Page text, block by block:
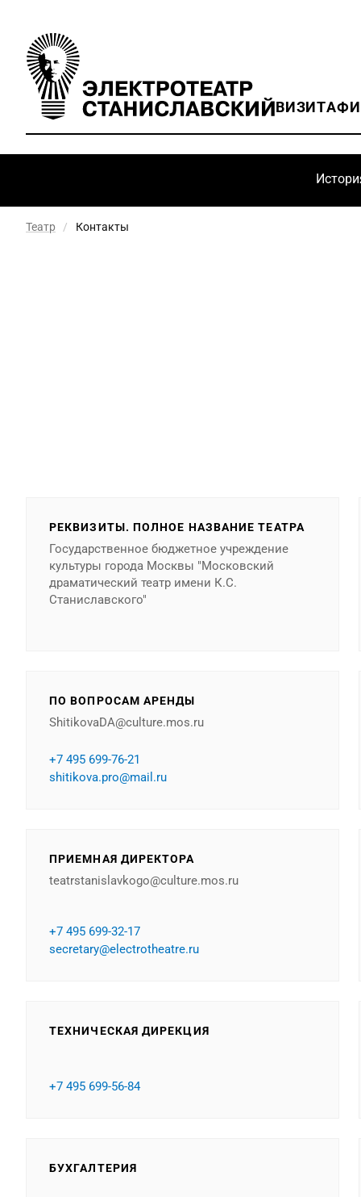
ВИЗИТ
Театр / Контакты
РЕКВИЗИТЫ. ПОЛНОЕ НАЗВАНИЕ ТЕАТРА
Государственное бюджетное учреждение
культуры города Москвы "Московский
драматический театр имени К.С.
Станиславского"
ПО ВОПРОСАМ АРЕНДЫ
ShitikovaDA@culture.mos.ru
+7 495 699-76-21
shitikova.pro@mail.ru
ПРИЕМНАЯ ДИРЕКТОРА
teatrstanislavkogo@culture.mos.ru
+7 495 699-32-17
secretary@electrotheatre.ru
ТЕХНИЧЕСКАЯ ДИРЕКЦИЯ
+7 495 699-56-84
БУХГАЛТЕРИЯ